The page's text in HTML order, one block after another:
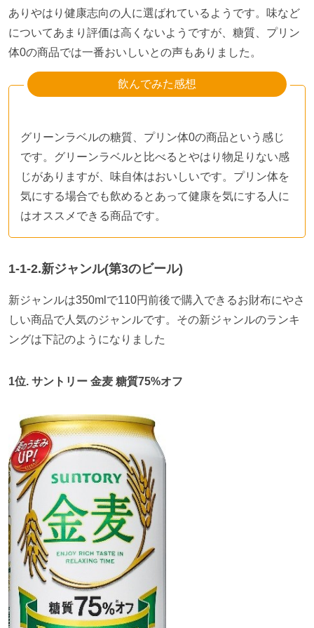
ありやはり健康志向の人に選ばれているようです。味など
についてあまり評価は高くないようですが、糖質、プリン
体0の商品では一番おいしいとの声もありました。
飲んでみた感想
グリーンラベルの糖質、プリン体0の商品という感じ
です。グリーンラベルと比べるとやはり物足りない感
じがありますが、味自体はおいしいです。プリン体を
気にする場合でも飲めるとあって健康を気にする人に
はオススメできる商品です。
1-1-2.新ジャンル(第3のビール)
新ジャンルは350mlで110円前後で購入できるお財布にやさ
しい商品で人気のジャンルです。その新ジャンルのランキ
ングは下記のようになりました
1位. サントリー 金麦 糖質75%オフ